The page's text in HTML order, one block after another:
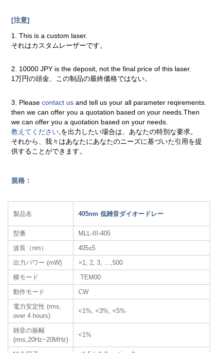
[注意]
1. This is a custom laser.
それはカスタムレーザーです。
2. 10000 JPY is the deposit, not the final price of this laser.
1万円の頭金、この制品の最終価格ではない。
3. Pleasecontact usand tell us your all parameter reqirements.
then we can offer you a quotation based on your needs.Then
we can offer you a quotation based on your needs.
教えてください ,を出力したい場合は、あなたの特別な要求。
それから、我々はあなたにあなたのニーズに基づいた引用を提
供することができます。
規格：
製品名 405nm 低雑音ダイオードレー
型番
MLL-III-405
波長（nm）
405±5
出力パワー (mW)
>1, 2, 3, …,500
横モード
TEM00
動作モード
CW
電力安定性 (rms,
over 4 hours)
<1%, <3%, <5%
雑音の振幅
(rms,20Hz~20MHz)
<1%